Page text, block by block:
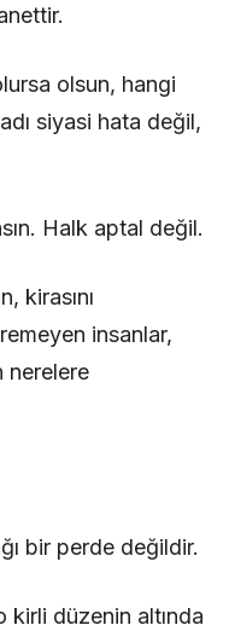
olsun, hangi
siyasi hata değil,
Halk aptal değil.
kirasını
insanlar,
nerelere
bir perde değildir.
kirli düzenin altında